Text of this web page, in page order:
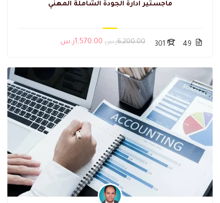
ماجستير ادارة الجودة الشاملة المهني
49
301 6,200.00ر.س 1,570.00ر.س